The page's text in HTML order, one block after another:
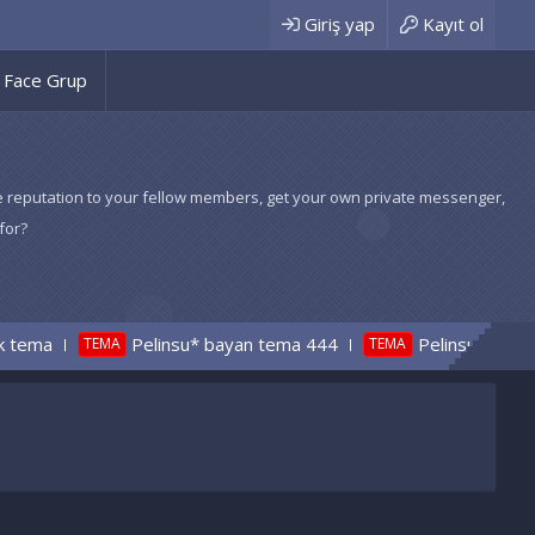
Giriş yap Kayıt ol
Face Grup
to your fellow members, get your own private messenger,
bayan tema 444 TEMA Pelinsu*nostaljik radyo tema